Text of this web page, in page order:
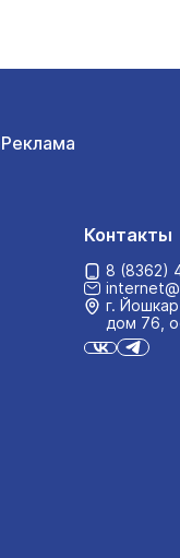
Реклама
Контакты
8 (8362)
г.
дом 76,